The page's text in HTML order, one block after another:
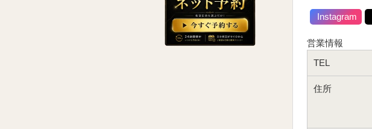
Instagram
営業情報
TEL
住所